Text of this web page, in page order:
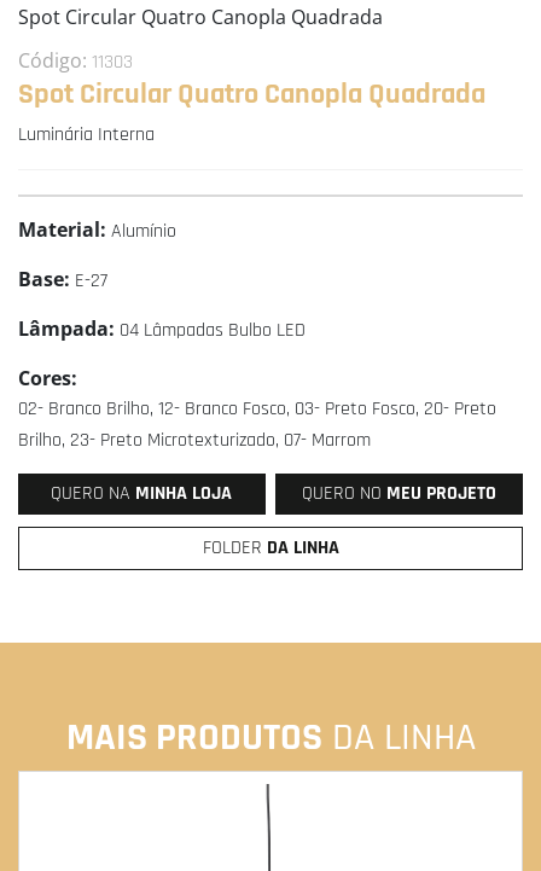
Spot Circular Quatro Canopla Quadrada
Código: 11303
Spot Circular Quatro Canopla Quadrada
Luminária Interna
Material: Alumínio
Base: E-27
Lâmpada: 04 Lâmpadas Bulbo LED
Cores:
02- Branco Brilho, 12- Branco Fosco, 03- Preto Fosco, 20- Preto
Brilho, 23- Preto Microtexturizado, 07- Marrom
QUERO NA MINHA LOJA QUERO NO MEU PROJETO
FOLDER DA LINHA
MAIS PRODUTOS DA LINHA